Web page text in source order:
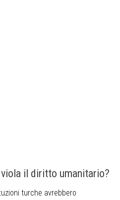
il diritto umanitario?
turche avrebbero